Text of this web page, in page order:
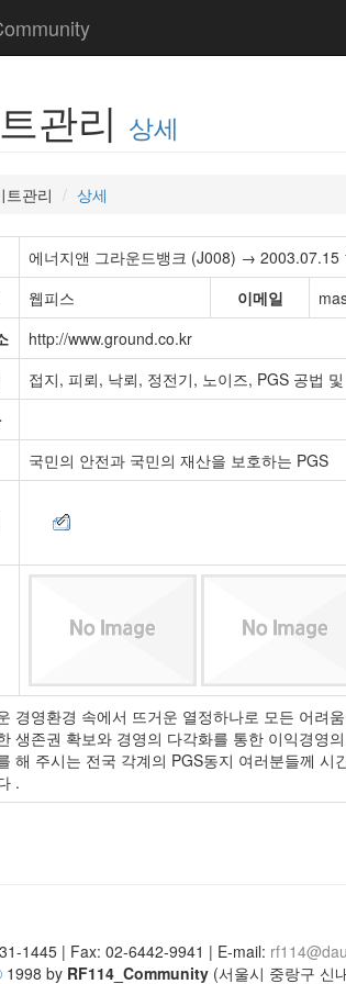
관리 상세
트관리 상세
에너지앤 그라운드뱅크 (J008) → 2003.07.15
웹피스 이메일
http://www.ground.co.kr
접지, 피뢰, 낙뢰, 정전기, 노이즈, PGS 공법
국민의 안전과 국민의 재산을 보호하는 PGS
경영환경 속에서 뜨거운 열정하나로 모든 어려
생존권 확보와 경영의 다각화를 통한 이익경영
해 주시는 전국 각계의 PGS동지 여러분들께
.
1445 | Fax: 02-6442-9941 | E-mail:
1998 by RF114_Community (서울시 중랑구 신